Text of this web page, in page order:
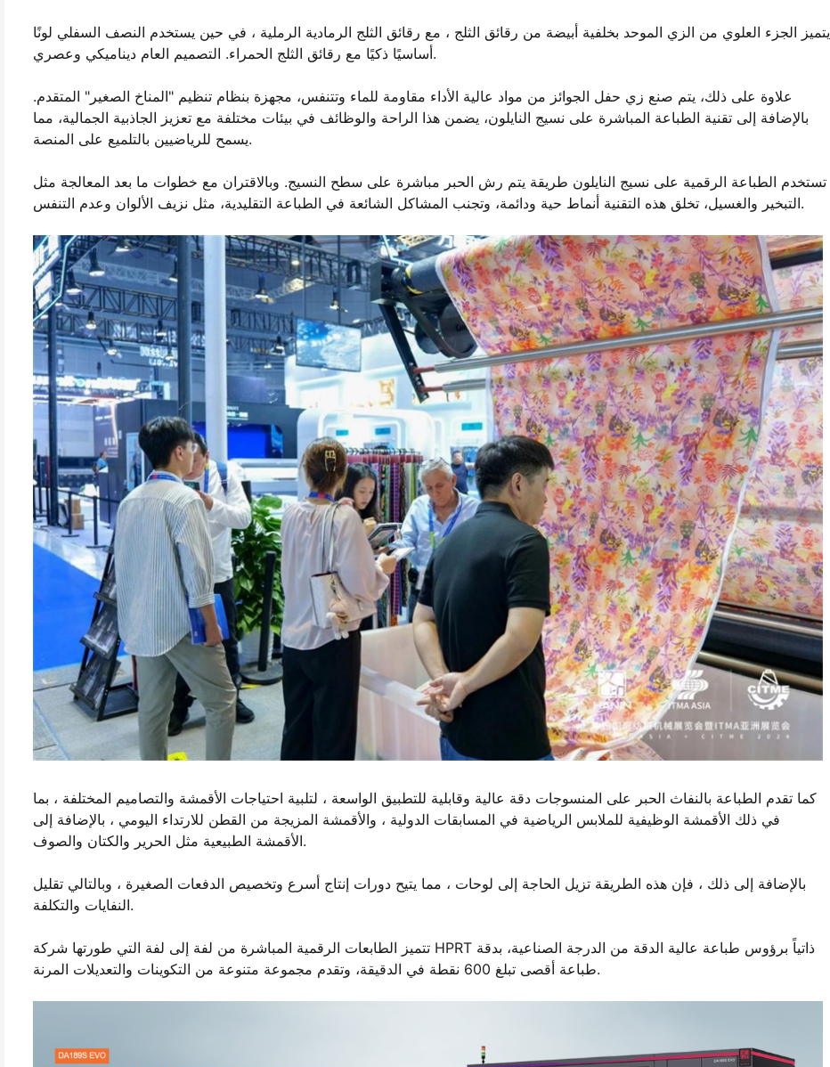
يتميز الجزء العلوي من الزي الموحد بخلفية أبيضة من رقائق الثلج ، مع رقائق الثلج الرمادية الرملية ، في حين يستخدم النصف السفلي لونًا
أساسيًا ذكيًا مع رقائق الثلج الحمراء. التصميم العام ديناميكي وعصري.
علاوة على ذلك، يتم صنع زي حفل الجوائز من مواد عالية الأداء مقاومة للماء وتتنفس، مجهزة بنظام تنظيم "المناخ الصغير" المتقدم.
بالإضافة إلى تقنية الطباعة المباشرة على نسيج النايلون، يضمن هذا الراحة والوظائف في بيئات مختلفة مع تعزيز الجاذبية الجمالية، مما
يسمح للرياضيين بالتلميع على المنصة.
تستخدم الطباعة الرقمية على نسيج النايلون طريقة يتم رش الحبر مباشرة على سطح النسيج. وبالاقتران مع خطوات ما بعد المعالجة مثل
التبخير والغسيل، تخلق هذه التقنية أنماط حية ودائمة، وتجنب المشاكل الشائعة في الطباعة التقليدية، مثل نزيف الألوان وعدم التنفس.
كما تقدم الطباعة بالنفاث الحبر على المنسوجات دقة عالية وقابلية للتطبيق الواسعة ، لتلبية احتياجات الأقمشة والتصاميم المختلفة ، بما
في ذلك الأقمشة الوظيفية للملابس الرياضية في المسابقات الدولية ، والأقمشة المزيجة من القطن للارتداء اليومي ، بالإضافة إلى
الأقمشة الطبيعية مثل الحرير والكتان والصوف.
بالإضافة إلى ذلك ، فإن هذه الطريقة تزيل الحاجة إلى لوحات ، مما يتيح دورات إنتاج أسرع وتخصيص الدفعات الصغيرة ، وبالتالي تقليل
النفايات والتكلفة.
تتميز الطابعات الرقمية المباشرة من لفة إلى لفة التي طورتها شركة HPRT ذاتياً برؤوس طباعة عالية الدقة من الدرجة الصناعية، بدقة
طباعة أقصى تبلغ 600 نقطة في الدقيقة، وتقدم مجموعة متنوعة من التكوينات والتعديلات المرنة.